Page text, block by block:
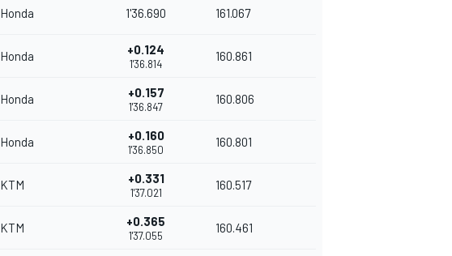
Honda 1'36.690 161.067
Honda +0.124
1'36.814
160.861
Honda +0.157
1'36.847
160.806
Honda +0.160
1'36.850
160.801
KTM +0.331
1'37.021
160.517
KTM +0.365
1'37.055
160.461